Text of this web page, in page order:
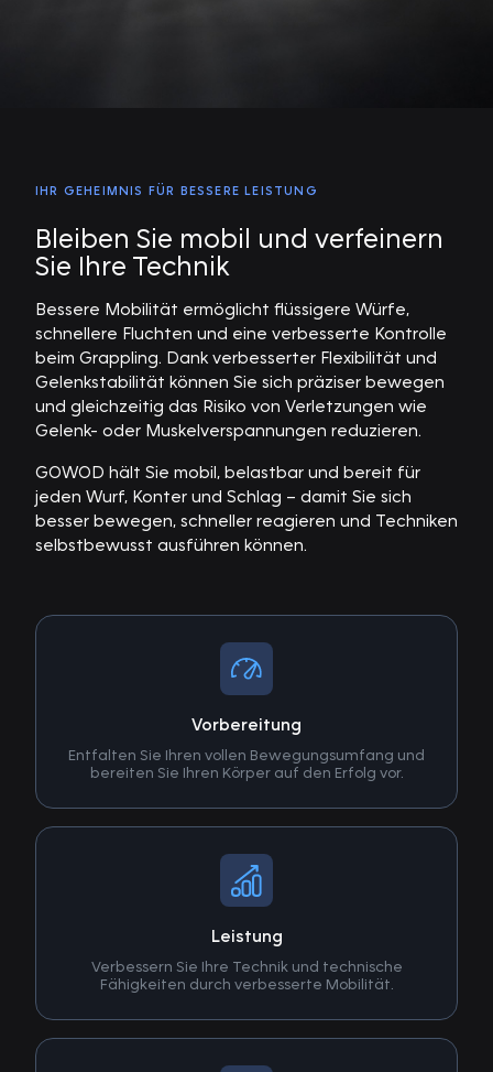
IHR GEHEIMNIS FÜR BESSERE LEISTUNG
Bleiben Sie mobil und verfeinern
Sie Ihre Technik
Bessere Mobilität ermöglicht flüssigere Würfe,
schnellere Fluchten und eine verbesserte Kontrolle
beim Grappling. Dank verbesserter Flexibilität und
Gelenkstabilität können Sie sich präziser bewegen
und gleichzeitig das Risiko von Verletzungen wie
Gelenk- oder Muskelverspannungen reduzieren.
GOWOD hält Sie mobil, belastbar und bereit für
jeden Wurf, Konter und Schlag – damit Sie sich
besser bewegen, schneller reagieren und Techniken
selbstbewusst ausführen können.
Vorbereitung
Entfalten Sie Ihren vollen Bewegungsumfang und
bereiten Sie Ihren Körper auf den Erfolg vor.
Leistung
Verbessern Sie Ihre Technik und technische
Fähigkeiten durch verbesserte Mobilität.